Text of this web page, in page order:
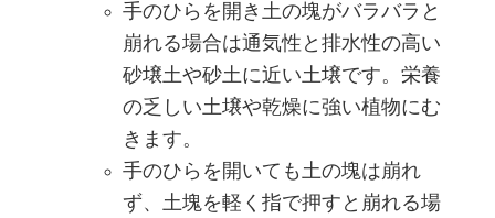
手のひらを開き土の塊がバラバラと
崩れる場合は通気性と排水性の高い
砂壌土や砂土に近い土壌です。栄養
の乏しい土壌や乾燥に強い植物にむ
きます。
手のひらを開いても土の塊は崩れ
ず、土塊を軽く指で押すと崩れる場